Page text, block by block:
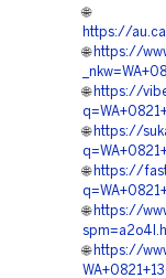
🌐
https://
🌐 https://
🌐 https://
🌐 https://
🌐 https://
🌐 https://
🌐 https://